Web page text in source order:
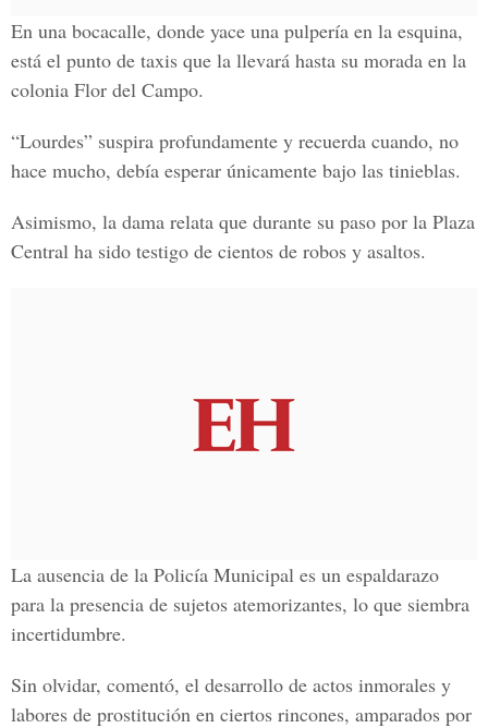
En una bocacalle, donde yace una pulpería en la esquina,
está el punto de taxis que la llevará hasta su morada en la
colonia Flor del Campo.
“Lourdes” suspira profundamente y recuerda cuando, no
hace mucho, debía esperar únicamente bajo las tinieblas.
Asimismo, la dama relata que durante su paso por la Plaza
Central ha sido testigo de cientos de robos y asaltos.
La ausencia de la Policía Municipal es un espaldarazo
para la presencia de sujetos atemorizantes, lo que siembra
incertidumbre.
Sin olvidar, comentó, el desarrollo de actos inmorales y
labores de prostitución en ciertos rincones, amparados por